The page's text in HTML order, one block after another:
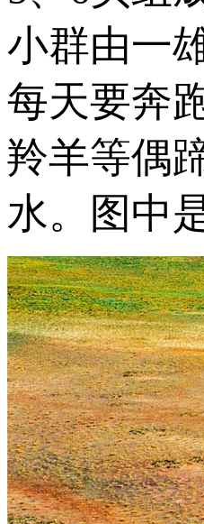
小群由一
每天要奔
羚羊等偶
水。图中